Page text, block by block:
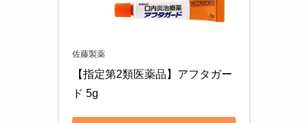
佐藤製薬
【指定第2類医薬品】アフタガー
ド 5g